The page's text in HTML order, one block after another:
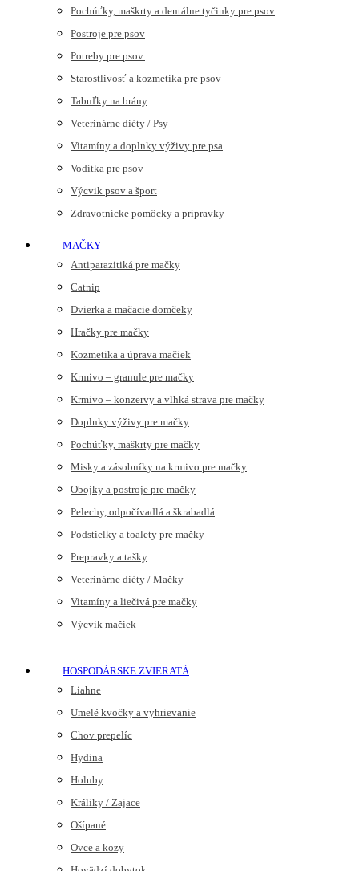
Pochúťky, maškrty a dentálne tyčinky pre psov
Postroje pre psov
Potreby pre psov.
Starostlivosť a kozmetika pre psov
Tabuľky na brány
Veterinárne diéty / Psy
Vitamíny a doplnky výživy pre psa
Vodítka pre psov
Výcvik psov a šport
Zdravotnícke pomôcky a prípravky
MAČKY
Antiparazitiká pre mačky
Catnip
Dvierka a mačacie domčeky
Hračky pre mačky
Kozmetika a úprava mačiek
Krmivo – granule pre mačky
Krmivo – konzervy a vlhká strava pre mačky
Doplnky výživy pre mačky
Pochúťky, maškrty pre mačky
Misky a zásobníky na krmivo pre mačky
Obojky a postroje pre mačky
Pelechy, odpočívadlá a škrabadlá
Podstielky a toalety pre mačky
Prepravky a tašky
Veterinárne diéty / Mačky
Vitamíny a liečivá pre mačky
Výcvik mačiek
HOSPODÁRSKE ZVIERATÁ
Liahne
Umelé kvočky a vyhrievanie
Chov prepelíc
Hydina
Holuby
Králiky / Zajace
Ošípané
Ovce a kozy